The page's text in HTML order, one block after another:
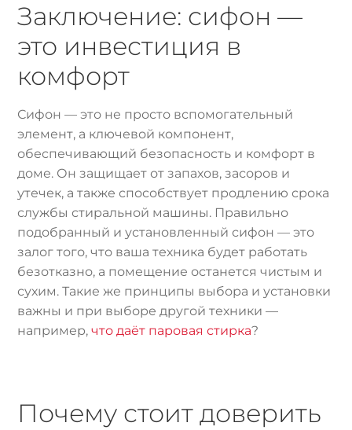
Заключение: сифон —
это инвестиция в
комфорт
Сифон — это не просто вспомогательный
элемент, а ключевой компонент,
обеспечивающий безопасность и комфорт в
доме. Он защищает от запахов, засоров и
утечек, а также способствует продлению срока
службы стиральной машины. Правильно
подобранный и установленный сифон — это
залог того, что ваша техника будет работать
безотказно, а помещение останется чистым и
сухим. Такие же принципы выбора и установки
важны и при выборе другой техники —
например,что даёт паровая стирка?
Почему стоит доверить